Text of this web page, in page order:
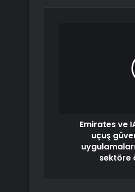
Emirates ve
uçuş
sektöre